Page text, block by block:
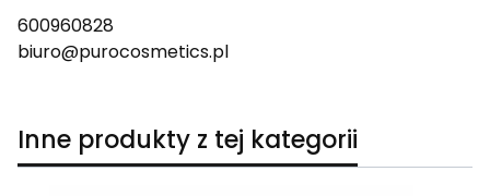
600960828
biuro@purocosmetics.pl
Inne produkty z tej kategorii